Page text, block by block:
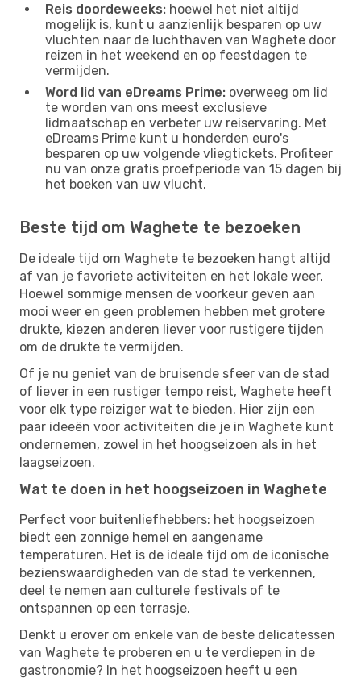
Reis doordeweeks: hoewel het niet altijd
mogelijk is, kunt u aanzienlijk besparen op uw
vluchten naar de luchthaven van Waghete door
reizen in het weekend en op feestdagen te
vermijden.
Word lid van eDreams Prime: overweeg om lid
te worden van ons meest exclusieve
lidmaatschap en verbeter uw reiservaring. Met
eDreams Prime kunt u honderden euro's
besparen op uw volgende vliegtickets. Profiteer
nu van onze gratis proefperiode van 15 dagen bij
het boeken van uw vlucht.
Beste tijd om Waghete te bezoeken
De ideale tijd om Waghete te bezoeken hangt altijd
af van je favoriete activiteiten en het lokale weer.
Hoewel sommige mensen de voorkeur geven aan
mooi weer en geen problemen hebben met grotere
drukte, kiezen anderen liever voor rustigere tijden
om de drukte te vermijden.
Of je nu geniet van de bruisende sfeer van de stad
of liever in een rustiger tempo reist, Waghete heeft
voor elk type reiziger wat te bieden. Hier zijn een
paar ideeën voor activiteiten die je in Waghete kunt
ondernemen, zowel in het hoogseizoen als in het
laagseizoen.
Wat te doen in het hoogseizoen in Waghete
Perfect voor buitenliefhebbers: het hoogseizoen
biedt een zonnige hemel en aangename
temperaturen. Het is de ideale tijd om de iconische
bezienswaardigheden van de stad te verkennen,
deel te nemen aan culturele festivals of te
ontspannen op een terrasje.
Denkt u erover om enkele van de beste delicatessen
van Waghete te proberen en u te verdiepen in de
gastronomie? In het hoogseizoen heeft u een